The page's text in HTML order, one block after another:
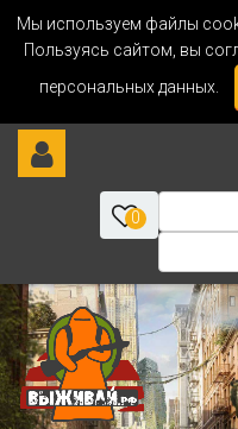
Мы используем файлы
Пользуясь сайтом, вы
персональных данных.
0